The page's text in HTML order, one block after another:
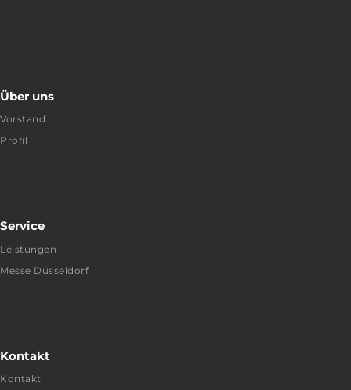
Über uns
Vorstand
Profil
Service
Leistungen
Messe Düsseldorf
Kontakt
Kontakt